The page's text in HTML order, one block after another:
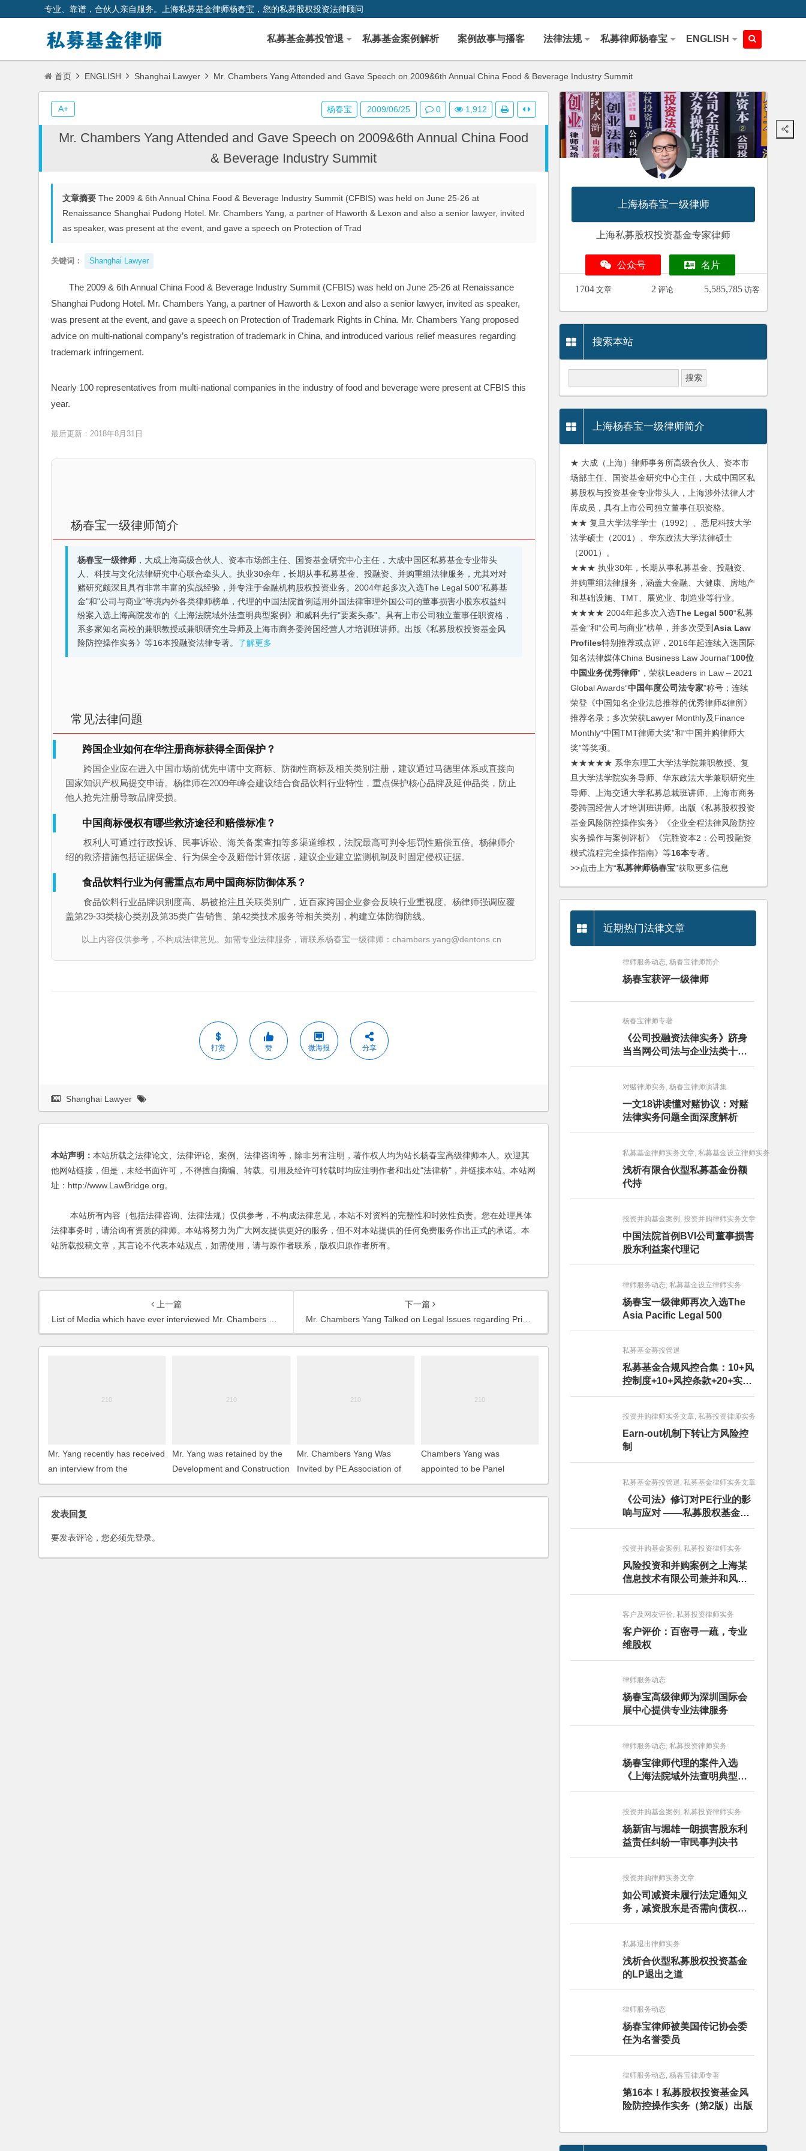
专业、靠谱，合伙人亲自服务。上海私募基金律师杨春宝，您的私募股权投资法律顾问
私募基金募投管退 私募基金案例解析 案例故事与播客 法律法规 私募律师杨春宝 ENGLISH
首页 ENGLISH Shanghai Lawyer Mr. Chambers Yang Attended and Gave Speech on 2009&6th Annual China Food & Beverage Industry Summit
Mr. Chambers Yang Attended and Gave Speech on 2009&6th Annual China Food
& Beverage Industry Summit
文章摘要 The 2009 & 6th Annual China Food & Beverage Industry Summit (CFBIS) was held on June 25-26 at
Renaissance Shanghai Pudong Hotel. Mr. Chambers Yang, a partner of Haworth & Lexon and also a senior lawyer, invited
as speaker, was present at the event, and gave a speech on Protection of Trad
关键词： Shanghai Lawyer
The 2009 & 6th Annual China Food & Beverage Industry Summit (CFBIS) was held on June 25-26 at Renaissance
Shanghai Pudong Hotel. Mr. Chambers Yang, a partner of Haworth & Lexon and also a senior lawyer, invited as speaker,
was present at the event, and gave a speech on Protection of Trademark Rights in China. Mr. Chambers Yang proposed
advice on multi-national company’s registration of trademark in China, and introduced various relief measures regarding
trademark infringement.
Nearly 100 representatives from multi-national companies in the industry of food and beverage were present at CFBIS this
year.
最后更新：2018年8月31日
杨春宝一级律师简介
杨春宝一级律师，大成上海高级合伙人、资本市场部主任、国资基金研究中心主任，大成中国区私募基金专业带头
人、科技与文化法律研究中心联合牵头人。执业30余年，长期从事私募基金、投融资、并购重组法律服务，尤其对对
赌研究颇深且具有非常丰富的实战经验，并专注于金融机构股权投资业务。2004年起多次入选The Legal 500"私募基
金"和"公司与商业"等境内外各类律师榜单，代理的中国法院首例适用外国法律审理外国公司的董事损害小股东权益纠
纷案入选上海高院发布的《上海法院域外法查明典型案例》和威科先行"要案头条"。具有上市公司独立董事任职资格，
系多家知名高校的兼职教授或兼职研究生导师及上海市商务委跨国经营人才培训班讲师。出版《私募股权投资基金风
险防控操作实务》等16本投融资法律专著。 了解更多
常见法律问题
跨国企业如何在华注册商标获得全面保护？
跨国企业应在进入中国市场前优先申请中文商标、防御性商标及相关类别注册，建议通过马德里体系或直接向
国家知识产权局提交申请。杨律师在2009年峰会建议结合食品饮料行业特性，重点保护核心品牌及延伸品类，防止
他人抢先注册导致品牌受损。
中国商标侵权有哪些救济途径和赔偿标准？
权利人可通过行政投诉、民事诉讼、海关备案查扣等多渠道维权，法院最高可判令惩罚性赔偿五倍。杨律师介
绍的救济措施包括证据保全、行为保全令及赔偿计算依据，建议企业建立监测机制及时固定侵权证据。
食品饮料行业为何需重点布局中国商标防御体系？
食品饮料行业品牌识别度高、易被抢注且关联类别广，近百家跨国企业参会反映行业重视度。杨律师强调应覆
盖第29-33类核心类别及第35类广告销售、第42类技术服务等相关类别，构建立体防御防线。
以上内容仅供参考，不构成法律意见。如需专业法律服务，请联系杨春宝一级律师：chambers.yang@dentons.cn
打赏 赞 微海报 分享
杨春宝 2009/06/25 0 1,912
A+
Shanghai Lawyer
本站声明： 本站所载之法律论文、法律评论、案例、法律咨询等，除非另有注明，著作权人均为站长杨春宝高级律师本人。欢迎其
他网站链接，但是，未经书面许可，不得擅自摘编、转载。引用及经许可转载时均应注明作者和出处"法律桥"，并链接本站。本站网
址：http://www.LawBridge.org。
本站所有内容（包括法律咨询、法律法规）仅供参考，不构成法律意见，本站不对资料的完整性和时效性负责。您在处理具体
法律事务时，请洽询有资质的律师。本站将努力为广大网友提供更好的服务，但不对本站提供的任何免费服务作出正式的承诺。本
站所载投稿文章，其言论不代表本站观点，如需使用，请与原作者联系，版权归原作者所有。
上一篇
List of Media which have ever interviewed Mr. Chambers Yang
下一篇
Mr. Chambers Yang Talked on Legal Issues regarding Primary Land Market in An Interview with 21st Century Business Herald
Mr. Yang recently has received
an interview from the
journalists of China Business
Mr. Yang was retained by the
Development and Construction
Management Committee
Office of Shanghai Changxing
Mr. Chambers Yang Was
Invited by PE Association of
Shanghai to Give Presentation
on Legal Due Diligence
Chambers Yang was
appointed to be Panel
Conciliators in the Conciliation
Center of CCPIT/CCOIC
发表回复
要发表评论，您必须先登录。
上海杨春宝一级律师
上海私募股权投资基金专家律师
公众号 名片
1704 文章 2 评论 5,585,785 访客
搜索本站
上海杨春宝一级律师简介
★ 大成（上海）律师事务所高级合伙人、资本市
场部主任、国资基金研究中心主任，大成中国区私
募股权与投资基金专业带头人，上海涉外法律人才
库成员，具有上市公司独立董事任职资格。
★★ 复旦大学法学学士（1992）、悉尼科技大学
法学硕士（2001）、华东政法大学法律硕士
（2001）。
★★★ 执业30年，长期从事私募基金、投融资、
并购重组法律服务，涵盖大金融、大健康、房地产
和基础设施、TMT、展览业、制造业等行业。
★★★★ 2004年起多次入选The Legal 500“私募
基金”和“公司与商业”榜单，并多次受到Asia Law
Profiles特别推荐或点评，2016年起连续入选国际
知名法律媒体China Business Law Journal“100位
中国业务优秀律师”，荣获Leaders in Law – 2021
Global Awards“中国年度公司法专家”称号；连续
荣登《中国知名企业法总推荐的优秀律师&律所》
推荐名录；多次荣获Lawyer Monthly及Finance
Monthly“中国TMT律师大奖”和“中国并购律师大
奖”等奖项。
★★★★★ 系华东理工大学法学院兼职教授、复
旦大学法学院实务导师、华东政法大学兼职研究生
导师、上海交通大学私募总裁班讲师、上海市商务
委跨国经营人才培训班讲师。出版《私募股权投资
基金风险防控操作实务》《企业全程法律风险防控
实务操作与案例评析》《完胜资本2：公司投融资
模式流程完全操作指南》等16本专著。
>>点击上方“私募律师杨春宝”获取更多信息
近期热门法律文章
律师服务动态, 杨春宝律师简介
杨春宝获评一级律师
杨春宝律师专著
《公司投融资法律实务》跻身
当当网公司法与企业法类十大
畅销图书榜
对赌律师实务, 杨春宝律师演讲集
一文18讲读懂对赌协议：对赌
法律实务问题全面深度解析
私募基金律师实务文章, 私募基金设立律师实务
浅析有限合伙型私募基金份额
代持
投资并购基金案例, 投资并购律师实务文章
中国法院首例BVI公司董事损害
股东利益案代理记
律师服务动态, 私募基金设立律师实务
杨春宝一级律师再次入选The
Asia Pacific Legal 500
私募基金募投管退
私募基金合规风控合集：10+风
控制度+10+风控条款+20+实务
文章+每月动态
投资并购律师实务文章, 私募投资律师实务
Earn-out机制下转让方风险控
制
私募基金募投管退, 私募基金律师实务文章
《公司法》修订对PE行业的影
响与应对 ——私募股权基金募
投管退篇
投资并购基金案例, 私募投资律师实务
风险投资和并购案例之上海某
信息技术有限公司兼并和风险
投资服务
客户及网友评价, 私募投资律师实务
客户评价：百密寻一疏，专业
维股权
律师服务动态
杨春宝高级律师为深圳国际会
展中心提供专业法律服务
律师服务动态, 私募投资律师实务
杨春宝律师代理的案件入选
《上海法院域外法查明典型案
例》
投资并购基金案例, 私募投资律师实务
杨新宙与堀雄一朗损害股东利
益责任纠纷一审民事判决书
投资并购律师实务文章
如公司减资未履行法定通知义
务，减资股东是否需向债权人
担责？且看最高人民法院怎么
私募退出律师实务
浅析合伙型私募股权投资基金
的LP退出之道
律师服务动态
杨春宝律师被美国传记协会委
任为名誉委员
律师服务动态, 杨春宝律师专著
第16本！私募股权投资基金风
险防控操作实务（第2版）出版